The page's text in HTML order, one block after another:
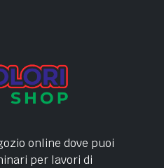
online dove puoi
per lavori di